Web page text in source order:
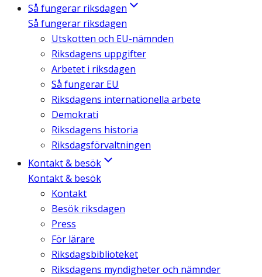
Så fungerar riksdagen
Så fungerar riksdagen
Utskotten och EU-nämnden
Riksdagens uppgifter
Arbetet i riksdagen
Så fungerar EU
Riksdagens internationella arbete
Demokrati
Riksdagens historia
Riksdagsförvaltningen
Kontakt & besök
Kontakt & besök
Kontakt
Besök riksdagen
Press
För lärare
Riksdagsbiblioteket
Riksdagens myndigheter och nämnder